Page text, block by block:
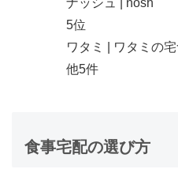
ナッシュ | nosh
5位
ワタミ |
ワタミの
他5件
食事宅配の選び方